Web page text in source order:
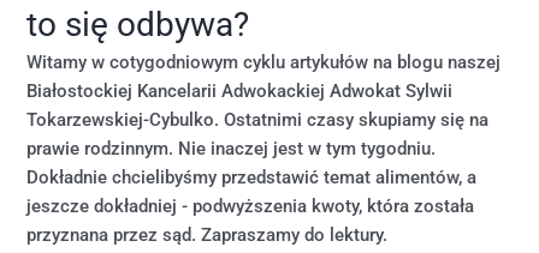
to się odbywa?
Witamy w cotygodniowym cyklu artykułów na blogu naszej
Białostockiej Kancelarii Adwokackiej Adwokat Sylwii
Tokarzewskiej-Cybulko. Ostatnimi czasy skupiamy się na
prawie rodzinnym. Nie inaczej jest w tym tygodniu.
Dokładnie chcielibyśmy przedstawić temat alimentów, a
jeszcze dokładniej - podwyższenia kwoty, która została
przyznana przez sąd. Zapraszamy do lektury.